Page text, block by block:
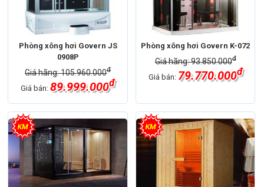
Phòng xông hơi Govern JS
0908P
Giá hãng: 105.960.000đ
Giá bán:89.999.000đ
Phòng xông hơi Govern K-072
Giá hãng: 93.850.000đ
Giá bán: 79.770.000đ